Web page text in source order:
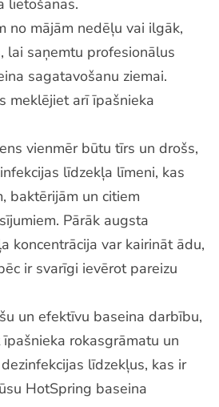
lietošanas.
no mājām nedēļu vai ilgāk,
lai saņemtu profesionālus
sagatavošanu ziemai.
meklējiet arī īpašnieka
vienmēr būtu tīrs un drošs,
līdzekļa līmeni, kas
baktērijām un citiem
Pārāk augsta
koncentrācija var kairināt ādu,
ir svarīgi ievērot pareizu
un efektīvu baseina darbību,
rokasgrāmatu un
līdzekļus, kas ir
HotSpring baseina